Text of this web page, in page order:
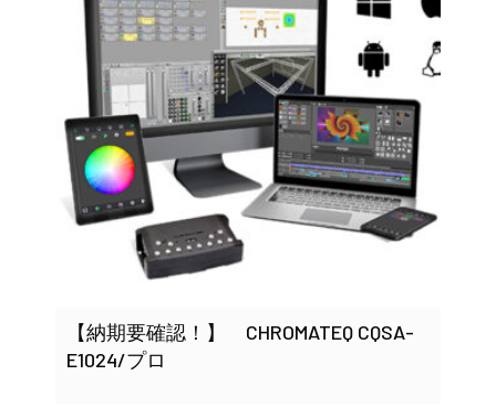
【納期要確認！】 CHROMATEQ CQSA-
E1024/プロ